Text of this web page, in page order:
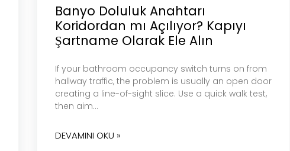
Banyo Doluluk Anahtarı
Koridordan mı Açılıyor? Kapıyı
Şartname Olarak Ele Alın
If your bathroom occupancy switch turns on from
hallway traffic, the problem is usually an open door
creating a line-of-sight slice. Use a quick walk test,
then aim…
DEVAMINI OKU »